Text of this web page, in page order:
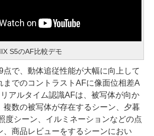
S5のAF比較デモ
点で、動体追従性能が大幅に向上して
までのコントラストAFに像面位相差A
アルタイム認識AFは、被写体が向か
複数の被写体が存在するシーン、夕暮
度シーン、イルミネーションなどの点
、商品レビューをするシーンにおい